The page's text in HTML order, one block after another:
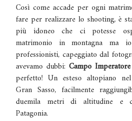
Così come accade per ogni
fare per realizzare lo shooting, è
più idoneo che ci potesse
matrimonio in montagna ma
professionisti, capeggiato dal
avevamo dubbi: Campo Imperatore
perfetto! Un esteso altopiano
Gran Sasso, facilmente
duemila metri di altitudine e
Patagonia.